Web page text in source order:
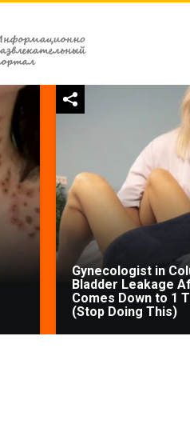
Gynecologist in
Bladder Leakage
Comes Down to 1
(Stop Doing This)